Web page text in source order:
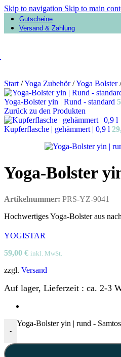
Skip to navigation Skip to main
Gutscheine
Versand & Zahlung
Start /Yoga Zubehör/Yoga Bolster/
Yoga-Bolster yin | Rund - standard
Zurück zu den Produkten
Kupferflasche | gehämmert | 0,9 l
Yoga-Bolster
Artikelnummer: PRS-YZ-9041
Hochwertiges Yoga-Bolster aus
YOGISTAR
59,00 € inkl. MwSt.
zzgl. Versand
Auf lager, Lieferzeit : ca. 2-3
-
Yoga-Bolster yin | rund -